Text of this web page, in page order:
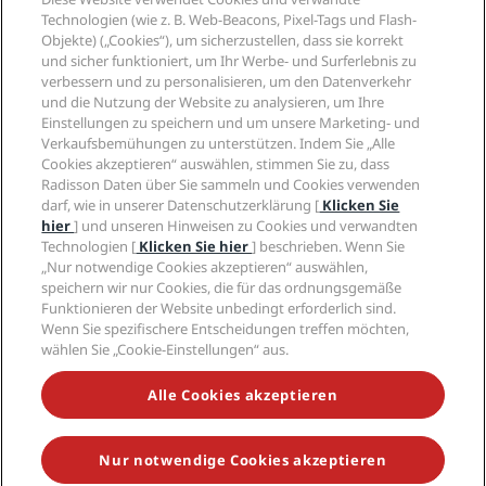
Neue und aufstrebende Hotels
Radisson Hotels APP
„Sports Approved“-Hotels
Familienfreundliche Hotels
Gesundheit & Sicherheit
Radisson Hotel Group
Medien
Karriere RHG
Karriere PPHE
Karrieren EHL
The Club by RHG
Entwicklungsmöglichkeiten
Responsible Business – Unser Engagement
Einkauf
Rechtliches
Privacy Centre
Rechtliche Hinweise
Radisson Rewards Geschäftsbedingungen
Website-Nutzungsvereinbarung
Digitale Barrierefreiheit
Moderne Sklaverei – Erklärung
Hilfe
Verbrauchermeldungen
Kontakt
FAQ
Inhaltsübersicht
Soziale Medien
Marken von Radisson Hotels
VERPASSEN SIE NIEMALS UNSERE BELIEBTESTEN
ANGEBOTE
© 2026 Radisson Hotel Group.Alle Rechte vorbehalten. RHG Radisson
Technologien (wie z. B. Web-Beacons, Pixel-Tags und Flash-
Objekte) („Cookies“), um sicherzustellen, dass sie korrekt
und sicher funktioniert, um Ihr Werbe- und Surferlebnis zu
verbessern und zu personalisieren, um den Datenverkehr
und die Nutzung der Website zu analysieren, um Ihre
Einstellungen zu speichern und um unsere Marketing- und
Verkaufsbemühungen zu unterstützen. Indem Sie „Alle
Cookies akzeptieren“ auswählen, stimmen Sie zu, dass
Radisson Daten über Sie sammeln und Cookies verwenden
darf, wie in unserer Datenschutzerklärung [ Klicken Sie
hier] und unseren Hinweisen zu Cookies und verwandten
Technologien [ Klicken Sie hier] beschrieben. Wenn Sie
„Nur notwendige Cookies akzeptieren“ auswählen,
speichern wir nur Cookies, die für das ordnungsgemäße
Funktionieren der Website unbedingt erforderlich sind.
Wenn Sie spezifischere Entscheidungen treffen möchten,
wählen Sie „Cookie-Einstellungen“ aus.
Alle Cookies akzeptieren
Nur notwendige Cookies akzeptieren